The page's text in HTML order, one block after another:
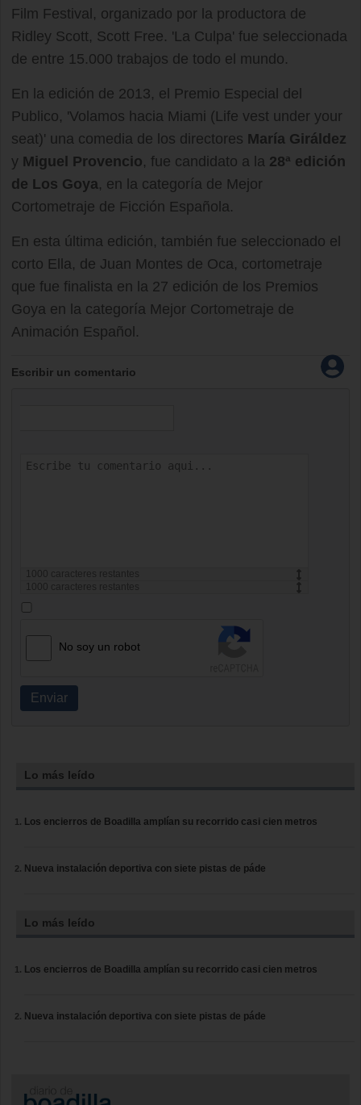
Film Festival, organizado por la productora de
Ridley Scott, Scott Free. 'La Culpa' fue seleccionada
de entre 15.000 trabajos de todo el mundo.
En la edición de 2013, el Premio Especial del
Publico, 'Volamos hacia Miami (Life vest under your
seat)' una comedia de los directores María Giráldez
y Miguel Provencio, fue candidato a la 28ª edición
de Los Goya, en la categoría de Mejor
Cortometraje de Ficción Española.
En esta última edición, también fue seleccionado el
corto Ella, de Juan Montes de Oca, cortometraje
que fue finalista en la 27 edición de los Premios
Goya en la categoría Mejor Cortometraje de
Animación Español.
Escribir un comentario
caracteres restantes
caracteres restantes
No soy un robot
Enviar
Lo más leído
Los encierros de Boadilla amplían su recorrido casi cien metros
Nueva instalación deportiva con siete pistas de páde
Lo más leído
Los encierros de Boadilla amplían su recorrido casi cien metros
Nueva instalación deportiva con siete pistas de páde